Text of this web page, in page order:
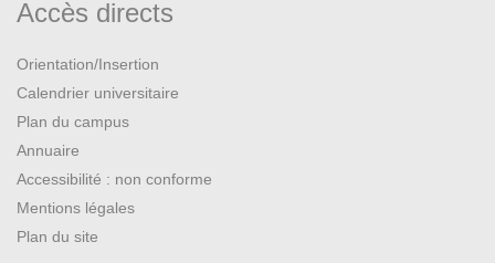
Accès directs
Orientation/Insertion
Calendrier universitaire
Plan du campus
Annuaire
Accessibilité : non conforme
Mentions légales
Plan du site